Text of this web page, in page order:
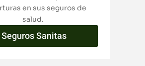
en sus seguros de
salud.
Seguros Sanitas